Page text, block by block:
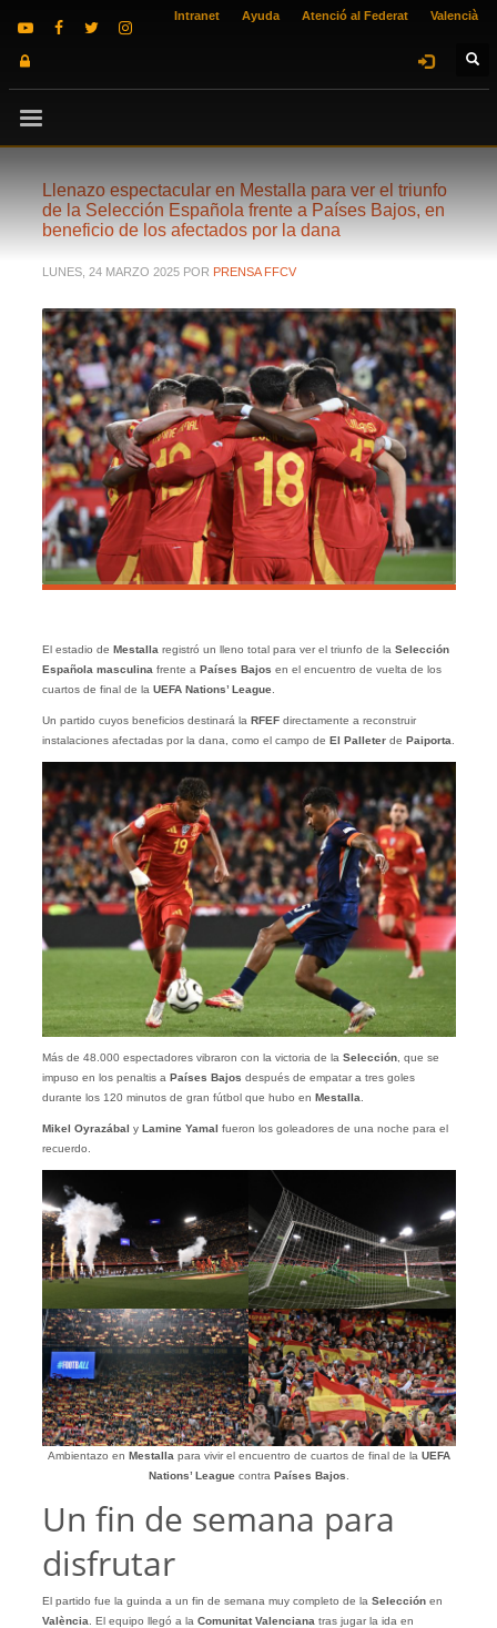
Intranet Ayuda Atenció al Federat Valencià
Llenazo espectacular en Mestalla para ver el triunfo
de la Selección Española frente a Países Bajos, en
beneficio de los afectados por la dana
LUNES, 24 MARZO 2025 POR PRENSA FFCV
El estadio de Mestalla registró un lleno total para ver el triunfo de la Selección
Española masculina frente a Países Bajos en el encuentro de vuelta de los
cuartos de final de la UEFA Nations’ League.
Un partido cuyos beneficios destinará la RFEFdirectamente a reconstruir
instalaciones afectadas por la dana, como el campo de El Palleterde Paiporta
Más de 48.000 espectadores vibraron con la victoria de la Selección, que se
impuso en los penaltis a Países Bajos después de empatar a tres goles
durante los 120 minutos de gran fútbol que hubo en Mestalla.
Mikel Oyrazábal y Lamine Yamal fueron los goleadores de una noche para el
recuerdo.
Ambientazo en Mestalla para vivir el encuentro de cuartos de final de la UEFA
Nations’ Leaguecontra Países Bajos
Un fin de semana para
disfrutar
El partido fue la guinda a un fin de semana muy completo de la Selecciónen
València . El equipo llegó a la Comunitat Valenciana tras jugar la ida en